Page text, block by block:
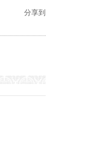
分享到